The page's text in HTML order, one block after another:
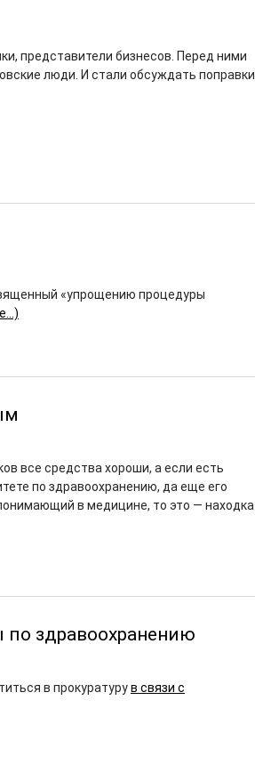
представители бизнесов. Перед ними
люди. И стали обсуждать поправки
«упрощению процедуры
все средства хороши, а если есть
по здравоохранению, да еще его
в медицине, то это — находка.
здравоохранению
в прокуратурув связи с